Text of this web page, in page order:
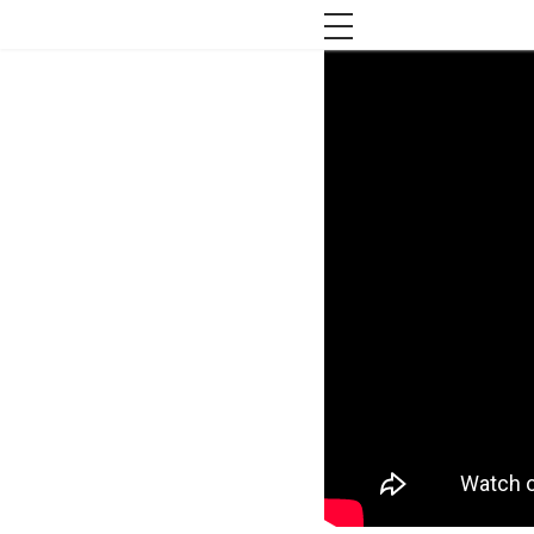
toggle navigation